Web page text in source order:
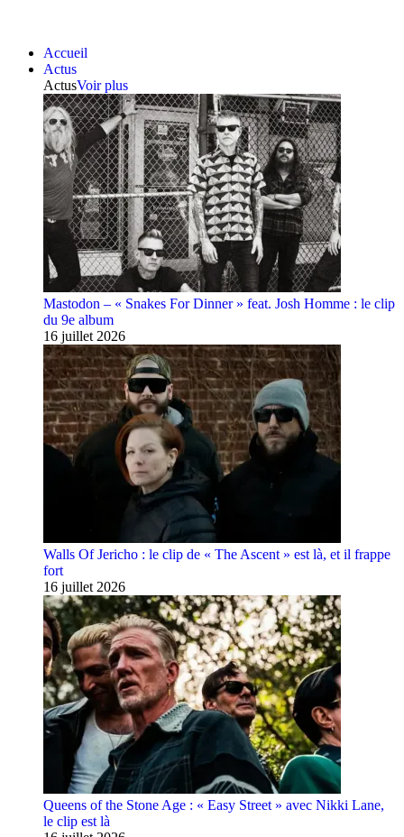
Accueil
Actus
ActusVoir plus
Mastodon – « Snakes For Dinner » feat. Josh Homme : le clip
du 9e album
16 juillet 2026
Walls Of Jericho : le clip de « The Ascent » est là, et il frappe
fort
16 juillet 2026
Queens of the Stone Age : « Easy Street » avec Nikki Lane,
le clip est là